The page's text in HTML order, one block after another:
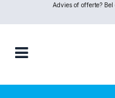
Advies of offerte? Bel